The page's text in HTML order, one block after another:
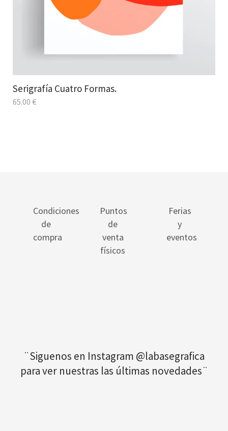
Serigrafía Cuatro Formas.
65.00 €
Condiciones
de
compra
Puntos
de
venta
físicos
Ferias
y
eventos
¨Siguenos en Instagram @labasegrafica
para ver nuestras las últimas novedades¨